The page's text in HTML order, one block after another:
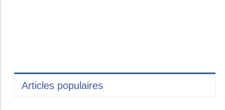
Articles populaires